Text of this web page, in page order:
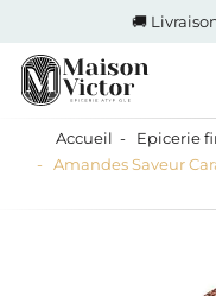
🚚
Accueil Epicerie
Amandes Saveur